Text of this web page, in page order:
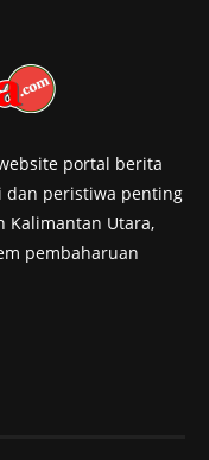
portal berita
dan peristiwa penting
Kalimantan Utara,
pembaharuan